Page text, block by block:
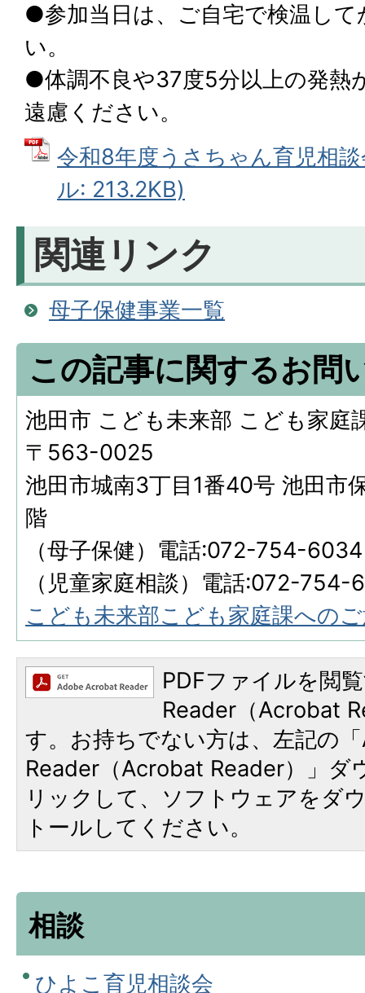
●参加当日は、ご自宅で検温し
い。
●体調不良や37度5分以上の発熱
遠慮ください。
令和8年度うさちゃん育児相
ル: 213.2KB)
関連リンク
母子保健事業一覧
この記事に関するお問
池田市 こども未来部 こども家庭
〒563-0025
池田市城南3丁目1番40号 池田市
階
（母子保健）電話:072-754-6034
（児童家庭相談）電話:072-754-
こども未来部こども家庭課への
PDFファイルを閲
Reader（Acrobat
す。お持ちでない方は、左記の
Reader（Acrobat Reader）」ダ
リックして、ソフトウェアをダ
トールしてください。
相談
ひよこ育児相談会